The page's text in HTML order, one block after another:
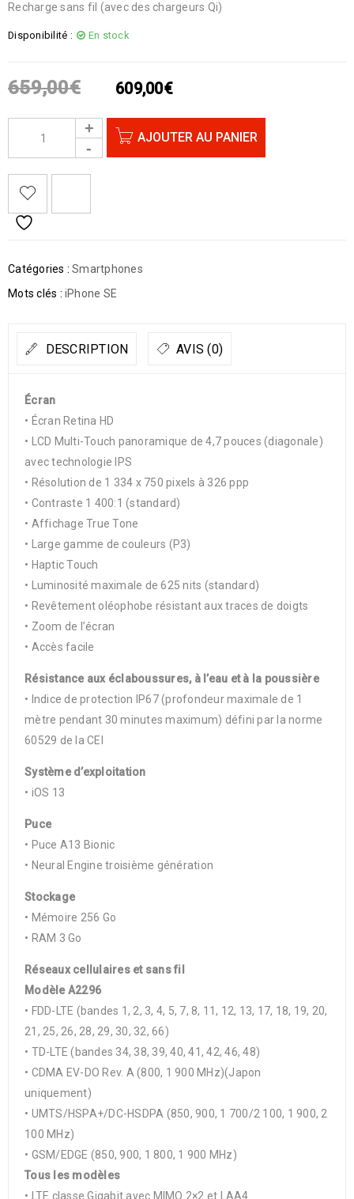
Recharge sans fil (avec des chargeurs Qi)
Disponibilité : En stock
659,00€ 609,00€
AJOUTER AU PANIER
Catégories : Smartphones
Mots clés : iPhone SE
DESCRIPTION AVIS (0)
Écran
• Écran Retina HD
• LCD Multi-Touch panoramique de 4,7 pouces (diagonale)
avec technologie IPS
• Résolution de 1 334 x 750 pixels à 326 ppp
• Contraste 1 400:1 (standard)
• Affichage True Tone
• Large gamme de couleurs (P3)
• Haptic Touch
• Luminosité maximale de 625 nits (standard)
• Revêtement oléophobe résistant aux traces de doigts
• Zoom de l’écran
• Accès facile
Résistance aux éclaboussures, à l’eau et à la poussière
• Indice de protection IP67 (profondeur maximale de 1
mètre pendant 30 minutes maximum) défini par la norme
60529 de la CEI
Système d’exploitation
• iOS 13
Puce
• Puce A13 Bionic
• Neural Engine troisième génération
Stockage
• Mémoire 256 Go
• RAM 3 Go
Réseaux cellulaires et sans fil
Modèle A2296
• FDD-LTE (bandes 1, 2, 3, 4, 5, 7, 8, 11, 12, 13, 17, 18, 19, 20,
21, 25, 26, 28, 29, 30, 32, 66)
• TD-LTE (bandes 34, 38, 39, 40, 41, 42, 46, 48)
• CDMA EV-DO Rev. A (800, 1 900 MHz)(Japon
uniquement)
• UMTS/HSPA+/DC-HSDPA (850, 900, 1 700/2 100, 1 900, 2
100 MHz)
• GSM/EDGE (850, 900, 1 800, 1 900 MHz)
Tous les modèles
• LTE classe Gigabit avec MIMO 2×2 et LAA4